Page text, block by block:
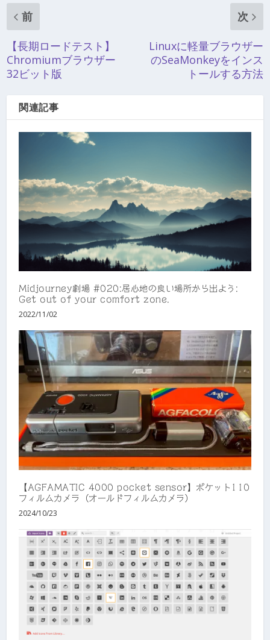
前
【長期ロードテスト】
Chromiumブラウザー
32ビット版
次
Linuxに軽量ブラウザー
のSeaMonkeyをインス
トールする方法
関連記事
Midjourney劇場 #020:居心地の良い場所から出よう:
Get out of your comfort zone.
2022/11/02
【AGFAMATIC 4000 pocket sensor】ポケット110
フィルムカメラ（オールドフィルムカメラ）
2024/10/23